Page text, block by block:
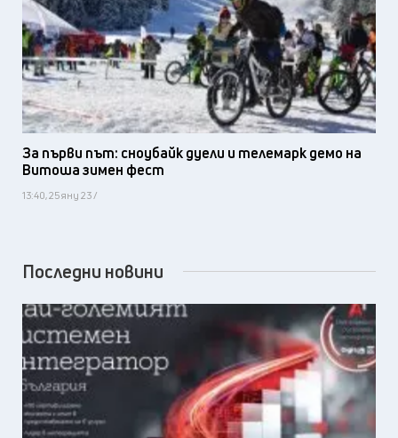
За първи път: сноубайк дуели и телемарк демо на
Витоша зимен фест
13:40, 25 яну 23 /
Последни новини